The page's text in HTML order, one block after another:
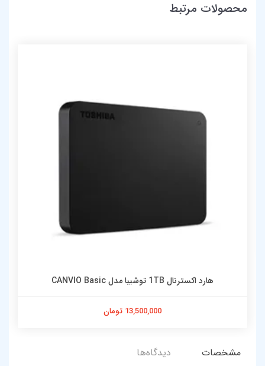
محصولات مرتبط
هارد اکسترنال 1TB توشیبا مدل CANVIO Basic
13,500,000 تومان
مشخصات دیدگاه‌ها